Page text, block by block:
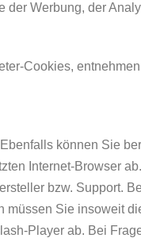
der Werbung, der
Cookies,
können Sie
Internet-Browser
bzw. Support.
müssen Sie insoweit
Player ab. Bei